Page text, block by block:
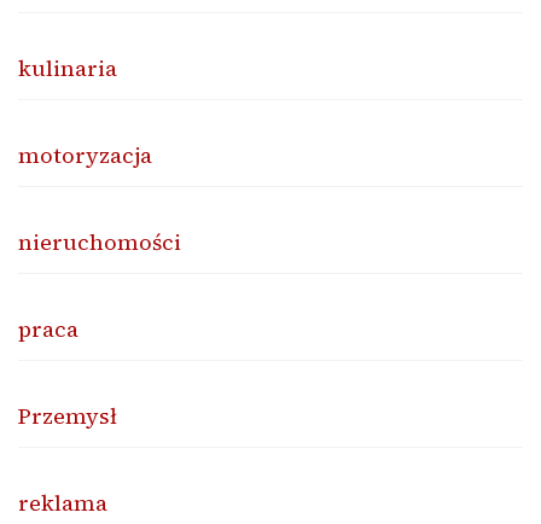
kulinaria
motoryzacja
nieruchomości
praca
Przemysł
reklama